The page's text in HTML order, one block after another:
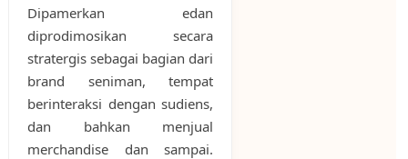
Dipamerkan edan
diprodimosikan secara
stratergis sebagai bagian dari
brand seniman, tempat
berinteraksi dengan sudiens,
dan bahkan menjual
merchandise dan sampai.